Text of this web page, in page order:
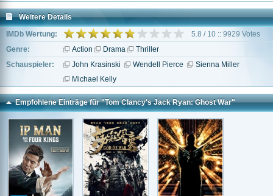
Weitere Details
IMDb Wertung:
5.8 / 10 :: 9929 Votes
Genre:
Action Drama
Thriller
Schauspieler:
John Krasinski Wendell Pierce
Sienna Miller
Michael Kelly
Empfohlene Einträge für "Tom Clancy's Jack Ryan: Ghost War"